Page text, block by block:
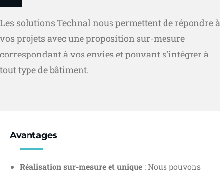
Les solutions Technal nous permettent de répondre à
vos projets avec une proposition sur-mesure
correspondant à vos envies et pouvant s’intégrer à
tout type de bâtiment.
Avantages
Réalisation sur-mesure et unique : Nous pouvons